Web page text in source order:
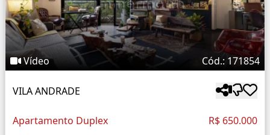
Vídeo Cód.: 171854
VILA ANDRADE
Apartamento Duplex R$ 650.000